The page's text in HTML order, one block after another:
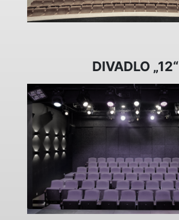
DIVADLO „12“